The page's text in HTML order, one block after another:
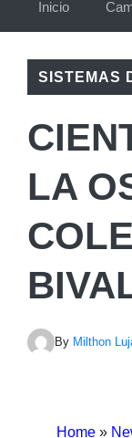
Inicio
SISTEMAS
LA
By Milthon
Home »